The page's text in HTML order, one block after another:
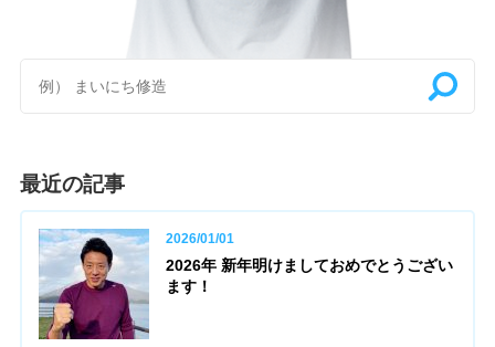
最近の記事
2026/01/01
2026年 新年明けましておめでとうござい
ます！